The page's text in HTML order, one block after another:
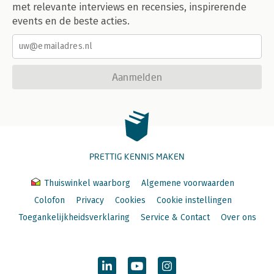
Literatuur 371
Over de auteur 381
met relevante interviews en recensies, inspirerende
events en de beste acties.
Aanmelden
PRETTIG KENNIS MAKEN
Thuiswinkel waarborg
Algemene voorwaarden
Colofon
Privacy Cookies
Cookie instellingen
Toegankelijkheidsverklaring
Service & Contact Over ons